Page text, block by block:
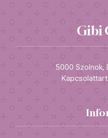
Gibi
5000 Szolnok,